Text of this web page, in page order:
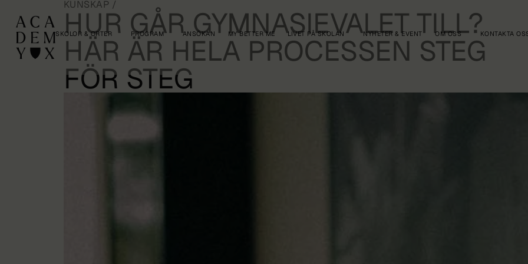
SKOLOR & ORTER PROGRAM ANSÖKAN MY BETTER ME LIVET PÅ SKOLAN NYHETER & EVENT OM OSS KONTAKTA
KUNSKAP /
HUR GÅR GYMNASIEVALET TILL?
HÄR ÄR HELA PROCESSEN STEG
FÖR STEG